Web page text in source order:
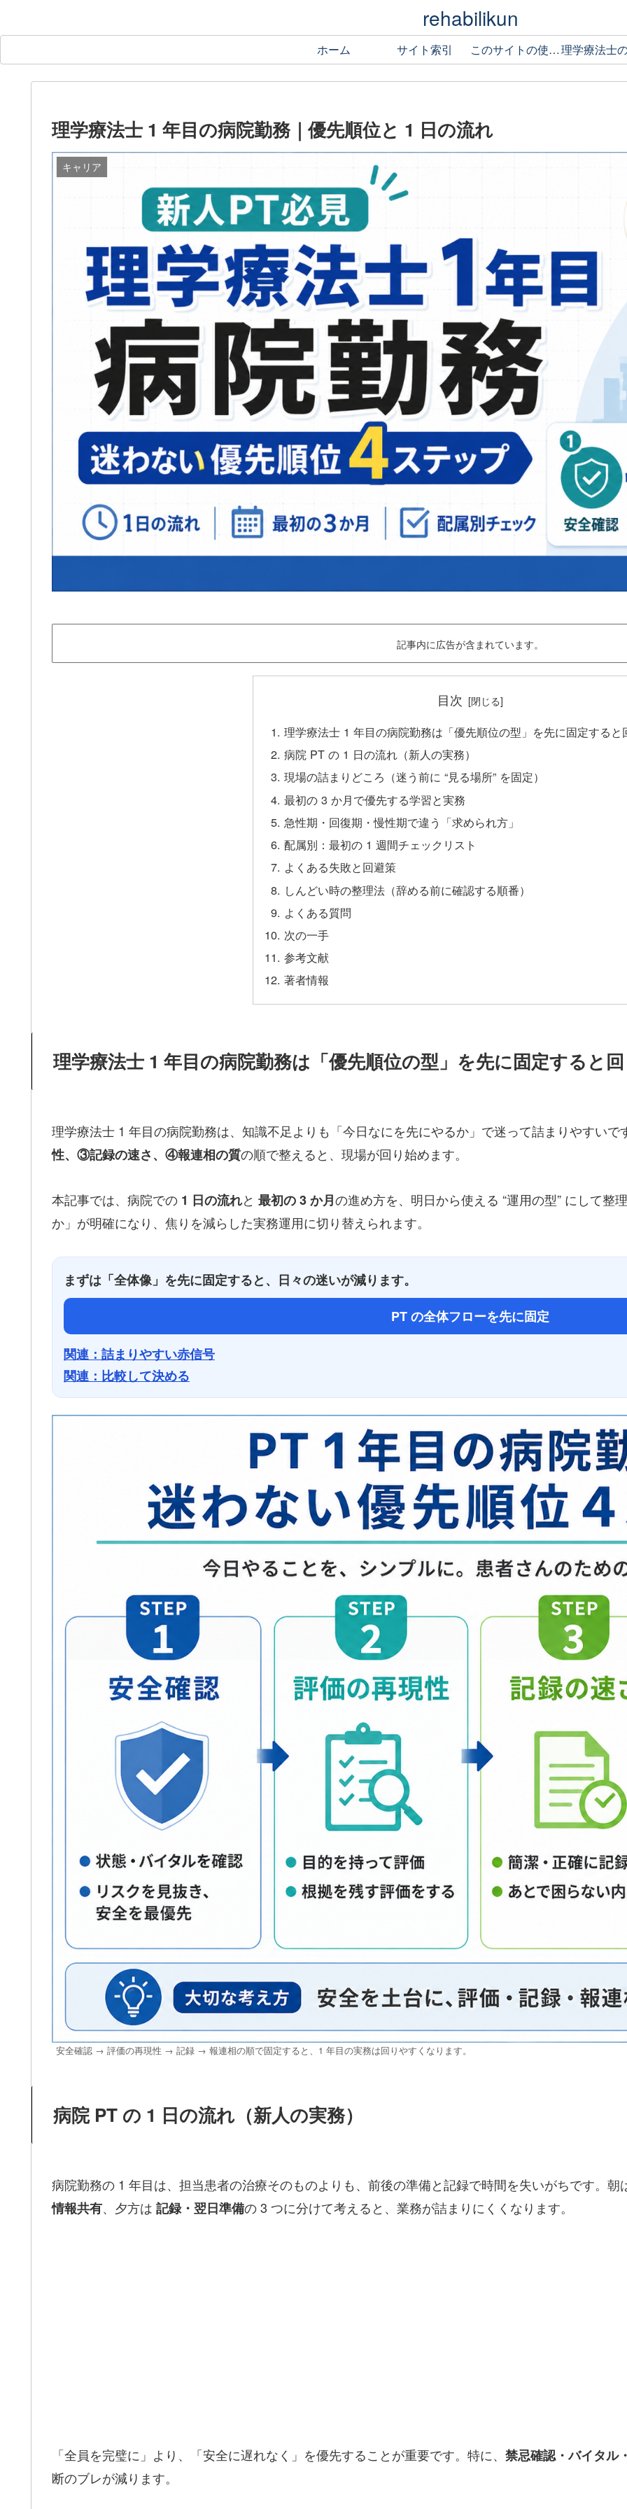
rehabilikun
ホーム サイト索引 このサイトの使い方
理学療法士 1 年目の病院勤務｜優先順位と 1 日の流れ
キャリア
記事内に広告が含まれています。
目次
理学療法士 1 年目の病院勤務は「優先順位の型」を先に固定すると
病院 PT の 1 日の流れ（新人の実務）
現場の詰まりどころ（迷う前に “見る場所” を固定）
最初の 3 か月で優先する学習と実務
急性期・回復期・慢性期で違う「求められ方」
配属別：最初の 1 週間チェックリスト
よくある失敗と回避策
しんどい時の整理法（辞める前に確認する順番）
よくある質問
次の一手
参考文献
著者情報
理学療法士 1 年目の病院勤務は「優先順位の型」を先に固定すると
理学療法士 1 年目の病院勤務は、知識不足よりも「今日なにを先にやるか」で迷って詰まりやすいで
性、③記録の速さ、④報連相の質の順で整えると、現場が回り始めます。
本記事では、病院での 1 日の流れと 最初の 3 か月の進め方を、明日から使える “運用の型” にして
か」が明確になり、焦りを減らした実務運用に切り替えられます。
まずは「全体像」を先に固定すると、日々の迷いが減ります。
PT の全体フローを先に固定
関連：詰まりやすい赤信号
関連：比較して決める
安全確認 → 評価の再現性 → 記録 → 報連相の順で固定すると、1 年目の実務は回りやすくなります。
病院 PT の 1 日の流れ（新人の実務）
病院勤務の 1 年目は、担当患者の治療そのものよりも、前後の準備と記録で時間を失いがちです。朝
情報共有、夕方は 記録・翌日準備の 3 つに分けて考えると、業務が詰まりにくくなります。
「全員を完璧に」より、「安全に遅れなく」を優先することが重要です。特に、 禁忌確認・バイタル
断のブレが減ります。